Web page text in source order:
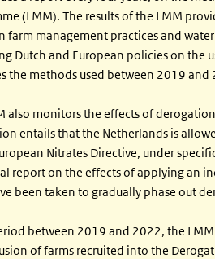
(LMM). The results of the LMM
farm management practices and
Dutch and European policies on the
the methods used between 2019 and
also monitors the effects of
entails that the Netherlands is
Nitrates Directive, under
report on the effects of applying an
been taken to gradually phase out
between 2019 and 2022, the
of farms recruited into the